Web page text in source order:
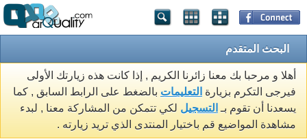
البحث المتقدم
أهلا و مرحبا بك معنا زائرنا الكريم , إذا كانت هذه زيارتك الأولى
فيرجى التكرم بزيارة التعليمات بالضغط على الرابط السابق , كما
يسعدنا أن تقوم بـ التسجيل لكي تتمكن من المشاركة معنا , لبدء
مشاهدة المواضيع قم باختيار المنتدى الذي تريد زيارته .